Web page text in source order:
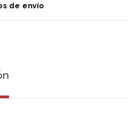
de envío